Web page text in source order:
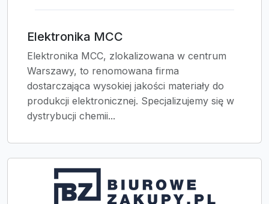
Elektronika MCC
Elektronika MCC, zlokalizowana w centrum
Warszawy, to renomowana firma
dostarczająca wysokiej jakości materiały do
produkcji elektronicznej. Specjalizujemy się w
dystrybucji chemii...